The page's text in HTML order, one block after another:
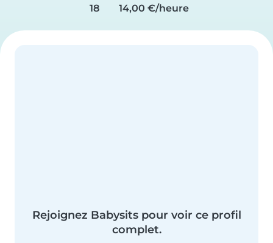
18
14,00 €/heure
Rejoignez Babysits pour voir ce profil
complet.